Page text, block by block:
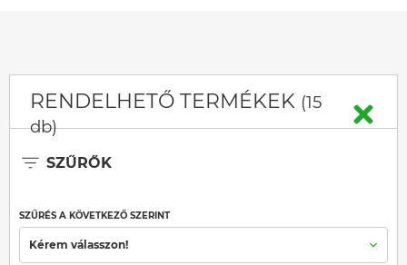
RENDELHETŐ TERMÉKEK (15
db)
SZŰRŐK
SZŰRÉS A KÖVETKEZŐ SZERINT
Kérem válasszon!